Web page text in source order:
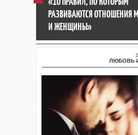
РАЗВИВАЮТСЯ ОТНОШЕНИЯ
И ЖЕНЩИНЫ»
ЛЮБОВЬ